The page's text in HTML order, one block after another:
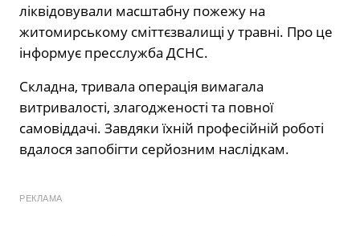
ліквідовували масштабну пожежу на
житомирському сміттєзвалищі у травні. Про це
інформує пресслужба ДСНС.
Складна, тривала операція вимагала
витривалості, злагодженості та повної
самовіддачі. Завдяки їхній професійній роботі
вдалося запобігти серйозним наслідкам.
РЕКЛАМА